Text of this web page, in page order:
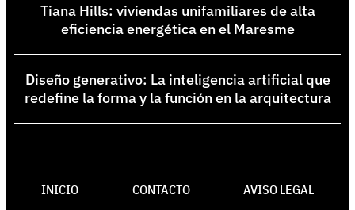
Tiana Hills: viviendas unifamiliares de alta
eficiencia energética en el Maresme
Diseño generativo: La inteligencia artificial que
redefine la forma y la función en la arquitectura
INICIO CONTACTO AVISO LEGAL